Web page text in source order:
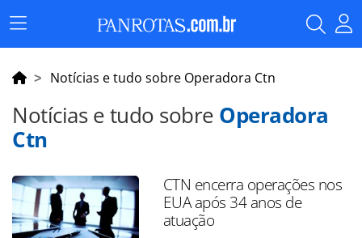
Menu
Principal
Notícias e tudo sobre Operadora Ctn
Notícias e tudo sobre Operadora
Ctn
CTN encerra operações nos
EUA após 34 anos de
atuação